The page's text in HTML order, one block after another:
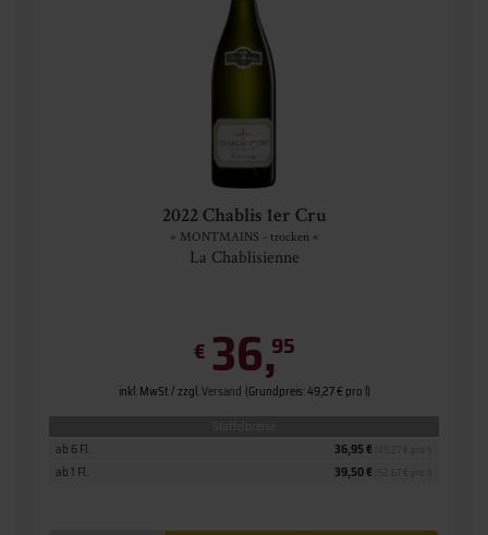
2022 Chablis 1er Cru
» MONTMAINS - trocken «
La Chablisienne
€ 36,95
inkl. MwSt. / zzgl.Versand (Grundpreis: 49,27 € pro l)
ab 1 Fl. 39,50 €
ab 6 Fl. 36,95 €